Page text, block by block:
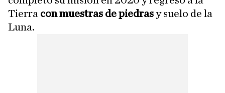
Tierra con muestras de piedrasy suelo de la
Luna.